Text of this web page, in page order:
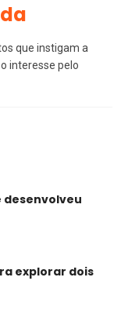
que instigam a
interesse pelo
desenvolveu
explorar dois